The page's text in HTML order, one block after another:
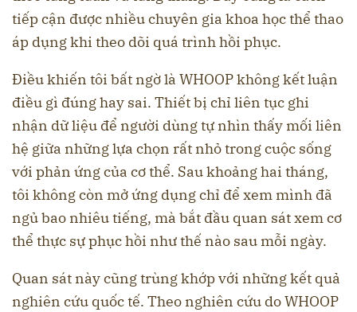
tiếp cận được nhiều chuyên gia khoa học thể thao
áp dụng khi theo dõi quá trình hồi phục.
Điều khiến tôi bất ngờ là WHOOP không kết luận
điều gì đúng hay sai. Thiết bị chỉ liên tục ghi
nhận dữ liệu để người dùng tự nhìn thấy mối liên
hệ giữa những lựa chọn rất nhỏ trong cuộc sống
với phản ứng của cơ thể. Sau khoảng hai tháng,
tôi không còn mở ứng dụng chỉ để xem mình đã
ngủ bao nhiêu tiếng, mà bắt đầu quan sát xem cơ
thể thực sự phục hồi như thế nào sau mỗi ngày.
Quan sát này cũng trùng khớp với những kết quả
nghiên cứu quốc tế. Theo nghiên cứu do WHOOP